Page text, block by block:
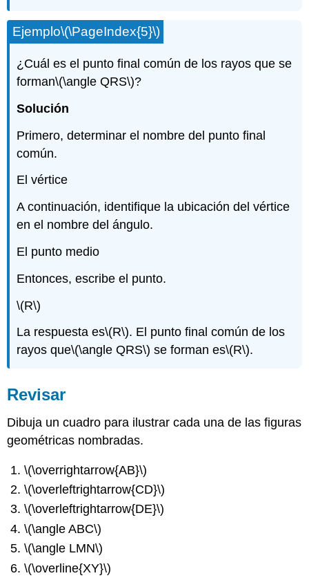
Ejemplo\(\PageIndex{5}\)
¿Cuál es el punto final común de los rayos que se
forman\(\angle QRS\)?
Solución
Primero, determinar el nombre del punto final
común.
El vértice
A continuación, identifique la ubicación del vértice
en el nombre del ángulo.
El punto medio
Entonces, escribe el punto.
\(R\)
La respuesta es\(R\). El punto final común de los
rayos que\(\angle QRS\) se forman es\(R\).
Revisar
Dibuja un cuadro para ilustrar cada una de las figuras
geométricas nombradas.
\(\overrightarrow{AB}\)
\(\overleftrightarrow{CD}\)
\(\overleftrightarrow{DE}\)
\(\angle ABC\)
\(\angle LMN\)
\(\overline{XY}\)